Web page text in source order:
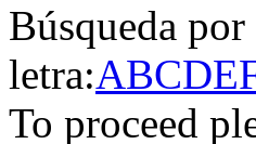
Búsqueda por
letra:ABCDE
To proceed